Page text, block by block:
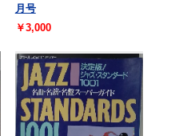
月号
￥3,000